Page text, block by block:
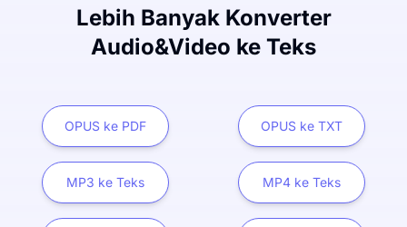
Lebih Banyak Konverter
Audio&Video ke Teks
OPUS ke PDF OPUS ke TXT
MP3 ke Teks MP4 ke Teks